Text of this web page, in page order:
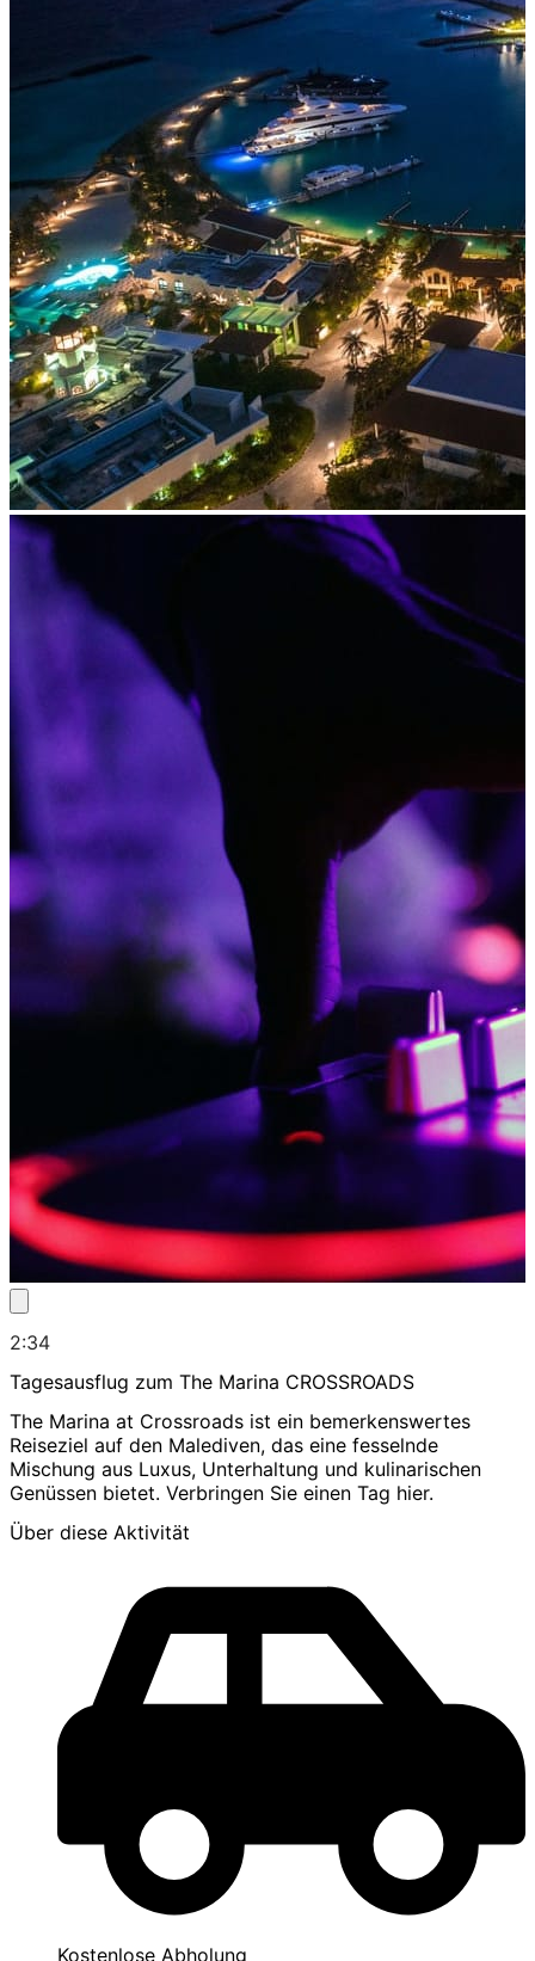
2:34
Tagesausflug zum The Marina CROSSROADS
The Marina at Crossroads ist ein bemerkenswertes
Reiseziel auf den Malediven, das eine fesselnde
Mischung aus Luxus, Unterhaltung und kulinarischen
Genüssen bietet. Verbringen Sie einen Tag hier.
Über diese Aktivität
Kostenlose Abholung